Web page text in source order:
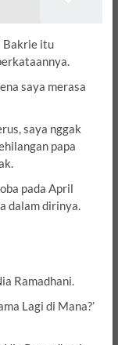
Bakrie itu
saya merasa
saya nggak
papa
pada April
dalam dirinya.
Ramadhani.
Lagi di Mana?’